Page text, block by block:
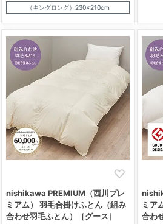
（キングロング）230×210cm
nishikawa PREMIUM（西川プレ
ミアム） 羽毛合掛けふとん（組み
合わせ羽毛ふとん）［グース］
ミア
合わ